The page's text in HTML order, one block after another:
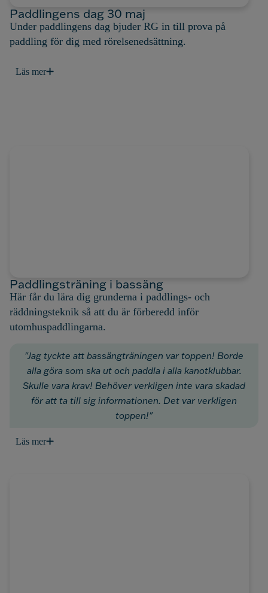
Paddlingens dag 30 maj
Under paddlingens dag bjuder RG in till prova på
paddling för dig med rörelsenedsättning.
Läs mer
Paddlingsträning i bassäng
Här får du lära dig grunderna i paddlings- och
räddningsteknik så att du är förberedd inför
utomhuspaddlingarna.
"Jag tyckte att bassängträningen var toppen! Borde
alla göra som ska ut och paddla i alla kanotklubbar.
Skulle vara krav! Behöver verkligen inte vara skadad
för att ta till sig informationen. Det var verkligen
toppen!"
Läs mer